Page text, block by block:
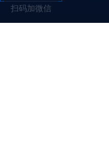
扫码加微信